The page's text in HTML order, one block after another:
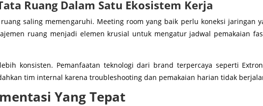
Ruang Dalam Satu Ekosistem Kerja
saling memengaruhi. Meeting room yang baik perlu koneksi jaringan
ruang menjadi elemen krusial untuk mengatur jadwal pemakaian
konsisten. Pemanfaatan teknologi dari brand terpercaya seperti
tim internal karena troubleshooting dan pemakaian harian tidak
Yang Tepat